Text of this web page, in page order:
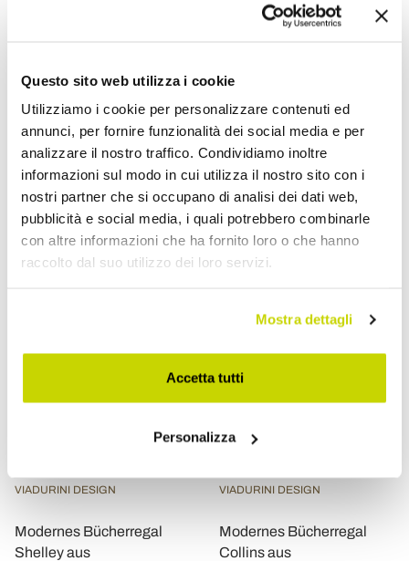
Questo sito web utilizza i cookie
Utilizziamo i cookie per personalizzare contenuti ed
annunci, per fornire funzionalità dei social media e per
analizzare il nostro traffico. Condividiamo inoltre
informazioni sul modo in cui utilizza il nostro sito con i
nostri partner che si occupano di analisi dei dati web,
pubblicità e social media, i quali potrebbero combinarle
con altre informazioni che ha fornito loro o che hanno
raccolto dal suo utilizzo dei loro servizi.
Mostra dettagli
Accetta tutti
Personalizza
VIADURINI DESIGN
Modernes Bücherregal aus
Mineralwerkstoff, Serie P,
handgefertigt in Italien
CHF 5.594,98 CHF 6.993,72
VIADURINI DESIGN
Modernes Bücherregal
Stevenson aus
Mineralwerkstoff,
handgefertigt in Italien
CHF 5.454,92 CHF 6.818,65
- 20%
VIADURINI DESIGN
Modernes Bücherregal
Shelley aus
VIADURINI DESIGN
Modernes Bücherregal
Collins aus